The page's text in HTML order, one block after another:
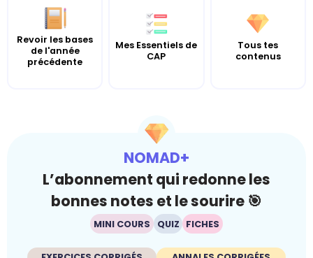
Revoir les bases
de l'année
précédente
Mes Essentiels de
CAP
Tous tes
contenus
NOMAD+
L’abonnement qui redonne les
bonnes notes et le sourire 🎯
MINI COURS QUIZ FICHES